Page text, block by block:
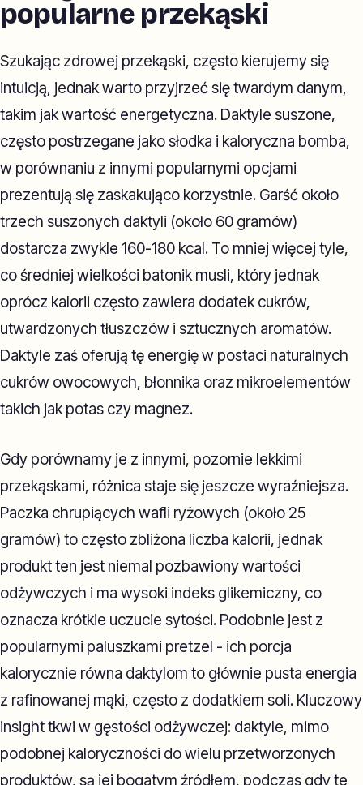
popularne przekąski
Szukając zdrowej przekąski, często kierujemy się
intuicją, jednak warto przyjrzeć się twardym danym,
takim jak wartość energetyczna. Daktyle suszone,
często postrzegane jako słodka i kaloryczna bomba,
w porównaniu z innymi popularnymi opcjami
prezentują się zaskakująco korzystnie. Garść około
trzech suszonych daktyli (około 60 gramów)
dostarcza zwykle 160-180 kcal. To mniej więcej tyle,
co średniej wielkości batonik musli, który jednak
oprócz kalorii często zawiera dodatek cukrów,
utwardzonych tłuszczów i sztucznych aromatów.
Daktyle zaś oferują tę energię w postaci naturalnych
cukrów owocowych, błonnika oraz mikroelementów
takich jak potas czy magnez.
Gdy porównamy je z innymi, pozornie lekkimi
przekąskami, różnica staje się jeszcze wyraźniejsza.
Paczka chrupiących wafli ryżowych (około 25
gramów) to często zbliżona liczba kalorii, jednak
produkt ten jest niemal pozbawiony wartości
odżywczych i ma wysoki indeks glikemiczny, co
oznacza krótkie uczucie sytości. Podobnie jest z
popularnymi paluszkami pretzel - ich porcja
kalorycznie równa daktylom to głównie pusta energia
z rafinowanej mąki, często z dodatkiem soli. Kluczowy
insight tkwi w gęstości odżywczej: daktyle, mimo
podobnej kaloryczności do wielu przetworzonych
produktów, są jej bogatym źródłem, podczas gdy te